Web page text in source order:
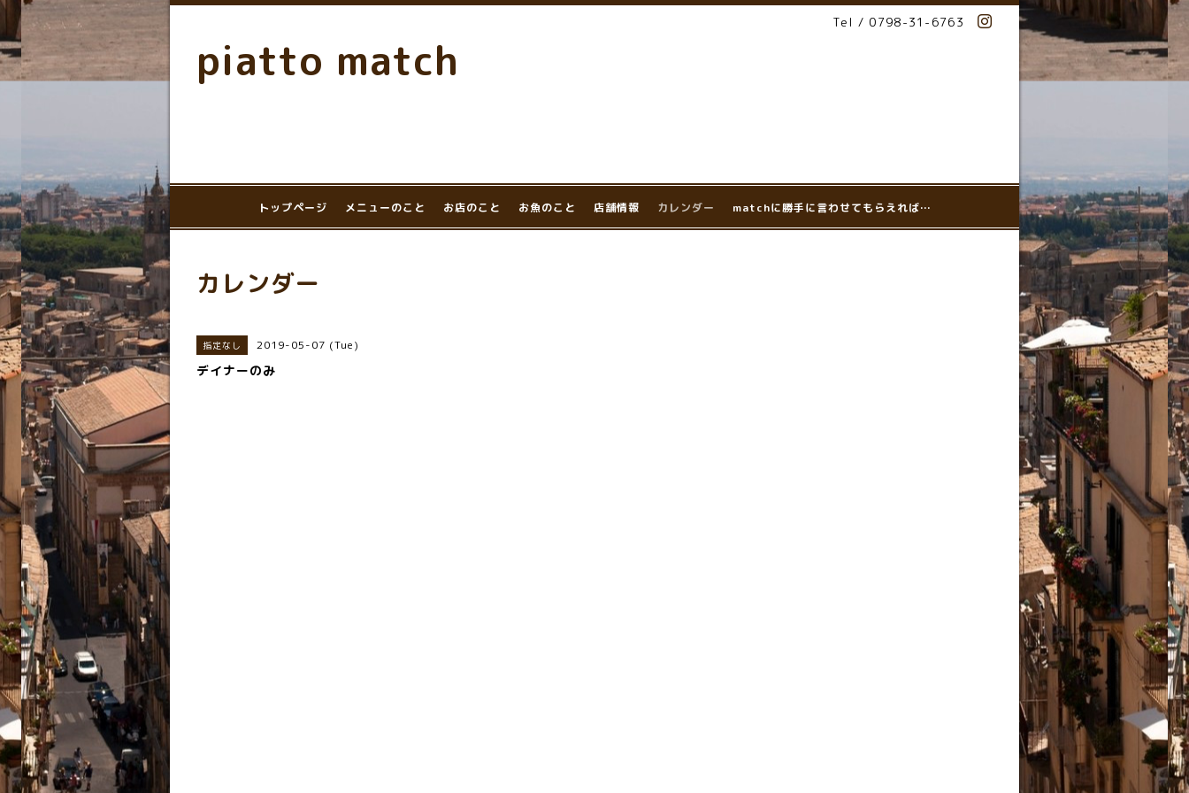
Tel / 0798-31-6763
piatto match
トップページ メニューのこと お店のこと お魚のこと 店舗情報 カレンダー matchに勝手に言わせてもらえれば…
カレンダー
指定なし 2019-05-07 (Tue)
デイナーのみ